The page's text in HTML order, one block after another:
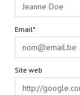
Email*
Site web